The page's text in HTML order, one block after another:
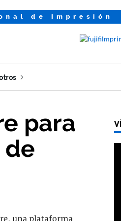
de Impresión
para
de
una plataforma